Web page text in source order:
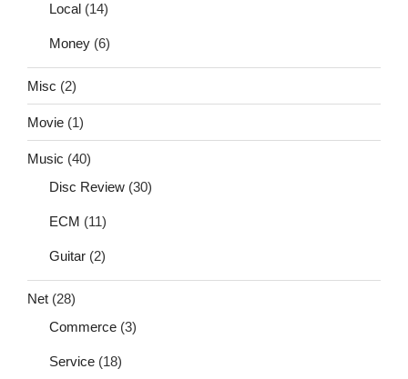
Local (14)
Money (6)
Misc (2)
Movie (1)
Music (40)
Disc Review (30)
ECM (11)
Guitar (2)
Net (28)
Commerce (3)
Service (18)